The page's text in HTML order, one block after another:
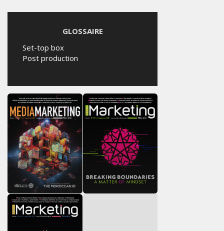
GLOSSAIRE
Set-top box
Post production